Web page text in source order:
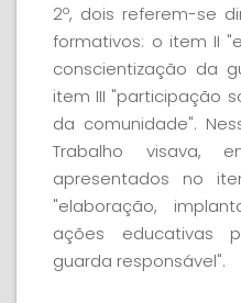
2º, dois referem-se
formativos: o item II
conscientização da
item III "participação
da comunidade".
Trabalho visava,
apresentados no
"elaboração,
ações educativas
guarda responsável".